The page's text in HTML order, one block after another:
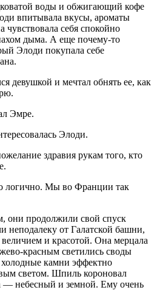
воды и обжигающий кофе
впитывала вкусы, ароматы
чувствовала себя спокойно
дыма. А еще почему-то
Элоди покупала себе
девушкой и мечтал обнять ее, как
Эмре.
Элоди.
здравия рукам того, кто
логично. Мы во Франции так
они продолжили свой спуск
неподалеку от Галатской башни,
и красотой. Она мерцала
красным светились своды
холодные камни эффектно
светом. Шпиль короновал
— небесный и земной. Ему очень